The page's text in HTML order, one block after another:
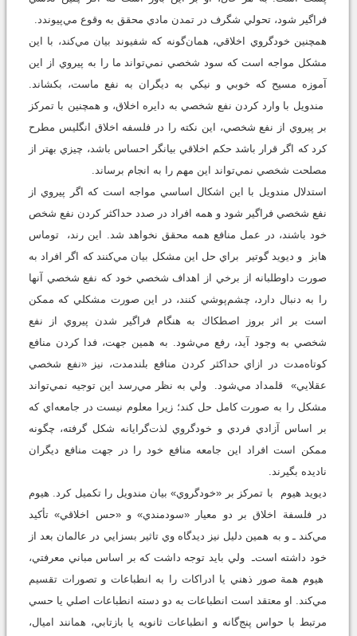
فراگير شود، تحولي شگرف در تمدن مادي محقق به وقوع مي‌پيوندد.
همچنين خودگروي اخلاقي، همان‌گونه كه شفيوند بيان مي‌كند، با اين
مشكل مواجه است كه سود شخصي نمي‌تواند ما را به پيروي از اين
آموزه مسيح كه خوبي و نيكي به ديگران به نفع ماست، بكشاند.
مندويل با وارد كردن نفع شخصي به دايره اخلاق، و همچنين با تمركز
بر پيروي از نفع شخصي، اين نكته را در فلسفه اخلاق انگليس مطرح
كرد كه اگر قرار باشد حكم اخلاقي بيانگر احساس باشد، چيزي بهتر از
مصلحت شخصي نمي‌تواند اين مهم را به انجام برساند.
استدلال مندويل با اين اشكال اساسي مواجه است كه اگر پيروي از
نفع شخصي فراگير شود و همه افراد در صدد حداكثر كردن نفع شخص
خود باشند، در عمل منافع همه محقق نخواهد شد. اين رند، توماس
هابز و ديويد گوتير براي حل اين مشكل بيان مي‌كنند كه اگر افراد به
صورت داوطلبانه از برخي از اهداف شخصي خود كه نفع شخصي آنها
را به دنبال دارد، چشم‌پوشي كنند، در اين صورت مشكلي كه ممكن
است بر اثر بروز اصطكاك به هنگام فراگير شدن پيروي از نفع
شخصي به وجود آيد، رفع مي‌شود. به همين جهت، فدا كردن منافع
كوتاه‌مدت در ازاي حداكثر كردن منافع بلندمدت، نيز «نفع شخصي
عقلايي» قلمداد مي‌شود. ولي به نظر مي‌رسد اين توجيه نمي‌تواند
مشكل را به صورت كامل حل كند؛‌ زيرا معلوم نيست در جامعه‌اي كه
بر اساس آزادي فردي و خودگروي لذت‌گرايانه شكل گرفته، چگونه
ممكن است افراد اين جامعه منافع خود را در جهت منافع ديگران
ناديده بگيرند.
ديويد هيوم با تمركز بر «خودگروي» بيان مندويل را تكميل كرد. هيوم
در فلسفة اخلاق بر دو معيار «سودمندي» و «حس اخلاقي» تأكيد
مي‌كند ـ و به همين دليل نيز ديدگاه وي تاثير بسزايي در عالمان بعد از
خود داشته است‌ـ ولي بايد توجه داشت كه بر اساس مباني معرفتي،
هيوم همة صور ذهني يا ادراكات را به انطباعات و تصورات تقسيم
مي‌كند. او معتقد است انطباعات به دو دسته انطباعات اصلي يا حسي
مرتبط با حواس پنج‌گانه و انطباعات ثانويه يا بازتابي، همانند اميال،